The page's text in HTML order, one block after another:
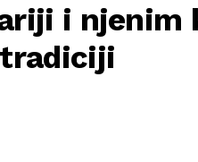
i njenim